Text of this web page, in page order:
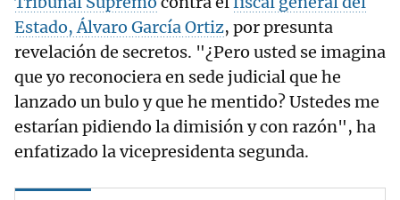
Estado, Álvaro García Ortiz, por presunta
revelación de secretos. "¿Pero usted se imagina
que yo reconociera en sede judicial que he
lanzado un bulo y que he mentido? Ustedes me
estarían pidiendo la dimisión y con razón", ha
enfatizado la vicepresidenta segunda.